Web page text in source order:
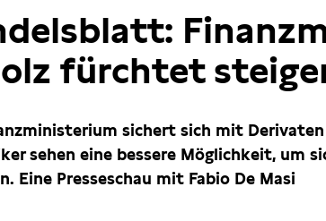
fürchtet
sichert sich mit
sehen eine bessere Möglichkeit, um
Eine Presseschau mit Fabio De Masi